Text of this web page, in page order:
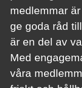
medlemmar
ge goda råd
är en del av
Med
våra